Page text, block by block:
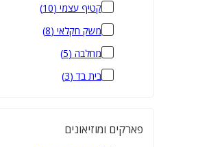
קטיף עצמי (
10
)
משק חקלאי (
8
)
מחלבה (
5
)
בית בד (
3
)
פארקים ומוזיאונים